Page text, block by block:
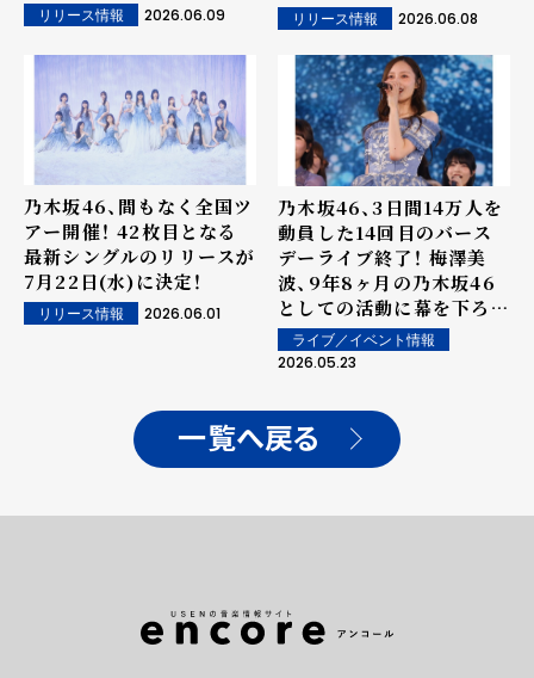
リリース情報 2026.06.09 リリース情報 2026.06.08
乃木坂46、間もなく全国ツ
アー開催！ 42枚目となる
最新シングルのリリースが
7月22日(水)に決定！
リリース情報 2026.06.01
乃木坂46、3日間14万人を
動員した14回目のバース
デーライブ終了！ 梅澤美
波、9年8ヶ月の乃木坂46
としての活動に幕を下ろす
感謝を伝え続けた卒業コン
サート開催！
ライブ／イベント情報
2026.05.23
一覧へ戻る